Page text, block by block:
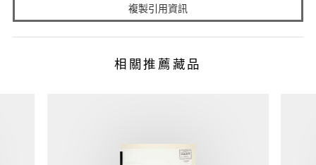
複製引用資訊
相關推薦藏品